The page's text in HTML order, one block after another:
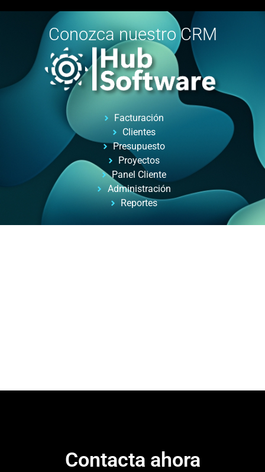
Conozca nuestro CRM
Facturación
Clientes
Presupuesto
Proyectos
Panel Cliente
Administración
Reportes
Contacta ahora